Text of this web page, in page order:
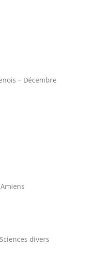
– Décembre
Amiens
divers